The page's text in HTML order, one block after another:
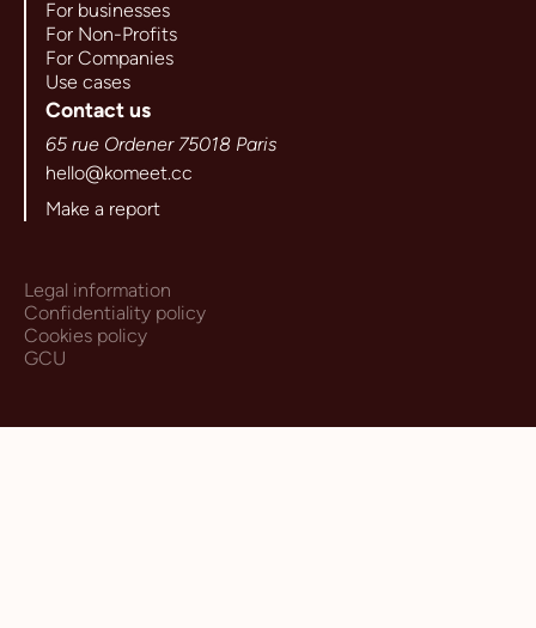
For businesses
For Non-Profits
For Companies
Use cases
Contact us
65 rue Ordener 75018 Paris
hello@komeet.cc
Make a report
Legal information
Confidentiality policy
Cookies policy
GCU